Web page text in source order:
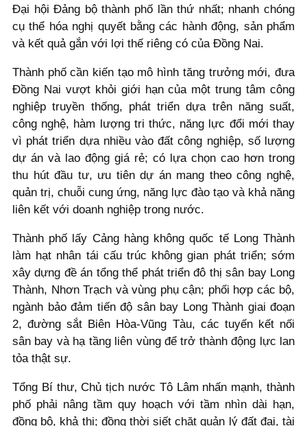
Đại hội Đảng bộ thành phố lần thứ nhất; nhanh chóng
cụ thể hóa nghị quyết bằng các hành động, sản phẩm
và kết quả gắn với lợi thế riêng có của Đồng Nai.
Thành phố cần kiến tạo mô hình tăng trưởng mới, đưa
Đồng Nai vượt khỏi giới hạn của một trung tâm công
nghiệp truyền thống, phát triển dựa trên năng suất,
công nghệ, hàm lượng tri thức, năng lực đổi mới thay
vì phát triển dựa nhiều vào đất công nghiệp, số lượng
dự án và lao động giá rẻ; có lựa chọn cao hơn trong
thu hút đầu tư, ưu tiên dự án mang theo công nghệ,
quản trị, chuỗi cung ứng, năng lực đào tạo và khả năng
liên kết với doanh nghiệp trong nước.
Thành phố lấy Cảng hàng không quốc tế Long Thành
làm hạt nhân tái cấu trúc không gian phát triển; sớm
xây dựng đề án tổng thể phát triển đô thị sân bay Long
Thành, Nhơn Trạch và vùng phụ cận; phối hợp các bộ,
ngành bảo đảm tiến độ sân bay Long Thành giai đoạn
2, đường sắt Biên Hòa-Vũng Tàu, các tuyến kết nối
sân bay và hạ tầng liên vùng để trở thành động lực lan
tỏa thật sự.
Tổng Bí thư, Chủ tịch nước Tô Lâm nhấn mạnh, thành
phố phải nâng tầm quy hoạch với tầm nhìn dài hạn,
đồng bộ, khả thi; đồng thời siết chặt quản lý đất đai, tài